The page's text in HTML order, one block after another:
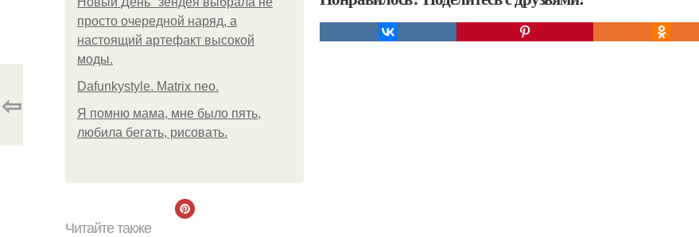
просто очередной наряд, а
настоящий артефакт высокой
моды.
Dafunkystyle. Matrix neo.
Я помню мама, мне было пять,
любила бегать, рисовать.
⇦
Читайте также